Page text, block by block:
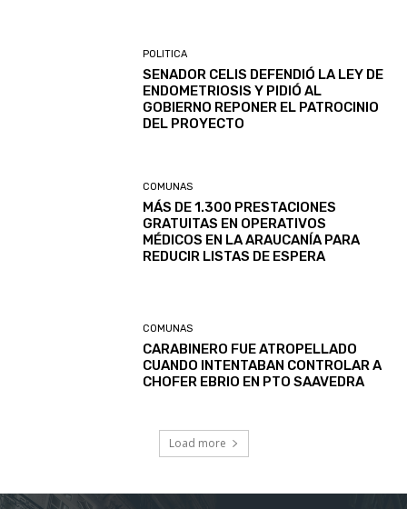
POLITICA
SENADOR CELIS DEFENDIÓ LA LEY DE
ENDOMETRIOSIS Y PIDIÓ AL
GOBIERNO REPONER EL PATROCINIO
DEL PROYECTO
COMUNAS
MÁS DE 1.300 PRESTACIONES
GRATUITAS EN OPERATIVOS
MÉDICOS EN LA ARAUCANÍA PARA
REDUCIR LISTAS DE ESPERA
COMUNAS
CARABINERO FUE ATROPELLADO
CUANDO INTENTABAN CONTROLAR A
CHOFER EBRIO EN PTO SAAVEDRA
Load more